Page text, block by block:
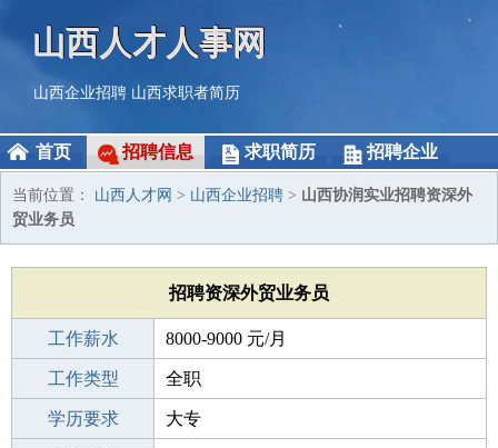
山西人才人事网
山西企业招聘 山西求职者简历
首页 招聘信息 求职简历 招聘企业
当前位置： 山西人才网 > 山西企业招聘 > 山西协润实业招聘资深外
贸业务员
招聘资深外贸业务员
工作薪水 8000-9000 元/月
招聘人数 若干
工作类型 全职
性别要求 -
学历要求 大专